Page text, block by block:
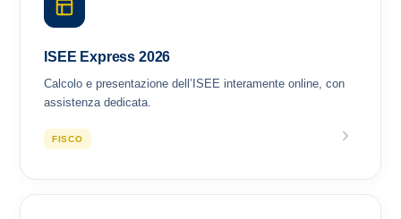
ISEE Express 2026
Calcolo e presentazione dell’ISEE interamente online, con
assistenza dedicata.
FISCO